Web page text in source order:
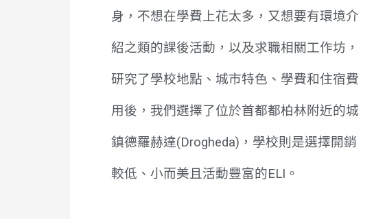
身，不想在學費上花太多，又想要有環境介
紹之類的課後活動，以及求職相關工作坊，
研究了學校地點、城市特色、學費和住宿費
用後，我們選擇了位於首都都柏林附近的城
鎮德羅赫達(Drogheda)，學校則是選擇開銷
較低、小而美且活動豐富的ELI。